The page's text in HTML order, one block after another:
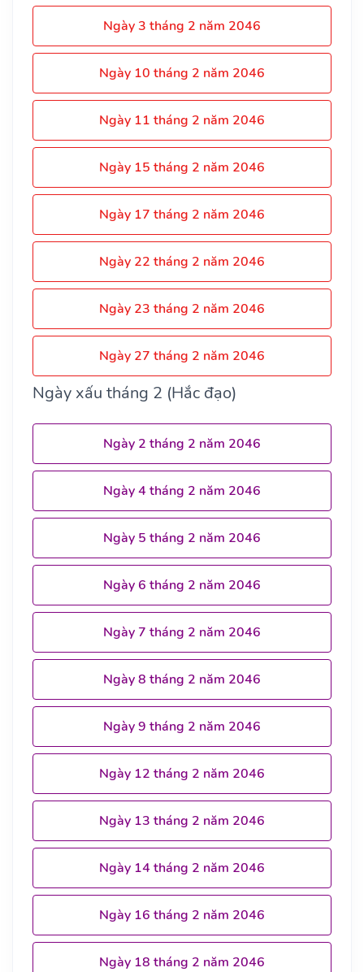
Ngày 3 tháng 2 năm 2046
Ngày 10 tháng 2 năm 2046
Ngày 11 tháng 2 năm 2046
Ngày 15 tháng 2 năm 2046
Ngày 17 tháng 2 năm 2046
Ngày 22 tháng 2 năm 2046
Ngày 23 tháng 2 năm 2046
Ngày 27 tháng 2 năm 2046
Ngày xấu tháng 2 (Hắc đạo)
Ngày 2 tháng 2 năm 2046
Ngày 4 tháng 2 năm 2046
Ngày 5 tháng 2 năm 2046
Ngày 6 tháng 2 năm 2046
Ngày 7 tháng 2 năm 2046
Ngày 8 tháng 2 năm 2046
Ngày 9 tháng 2 năm 2046
Ngày 12 tháng 2 năm 2046
Ngày 13 tháng 2 năm 2046
Ngày 14 tháng 2 năm 2046
Ngày 16 tháng 2 năm 2046
Ngày 18 tháng 2 năm 2046